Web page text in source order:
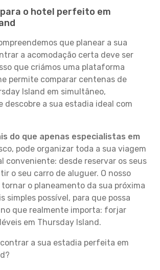
o hotel perfeito em
que planear a sua
a acomodação certa deve ser
que criámos uma plataforma
permite comparar centenas de
Island em simultâneo,
descobre a sua estadia ideal com
do que apenas especialistas em
pode organizar toda a sua viagem
conveniente: desde reservar os seus
o seu carro de aluguer. O nosso
o planeamento da sua próxima
simples possível, para que possa
que realmente importa: forjar
em Thursday Island.
a sua estadia perfeita em